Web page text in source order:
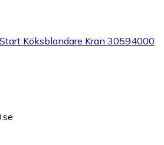
Köksblandare Kran 30594000